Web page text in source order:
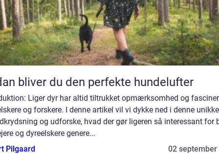
bliver du den perfekte hundelufter
Liger dyr har altid tiltrukket opmærksomhed og
og forskere. I denne artikel vil vi dykke ned i denne unikke
og udforske, hvad der gør ligeren så interessant for
og dyreelskere genere...
Pilgaard
02 september